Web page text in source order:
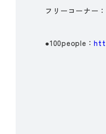
フリーコーナー
●100people：